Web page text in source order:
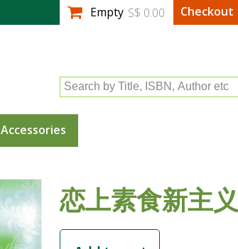
Empty S$ 0.00 Checkout
Search by Title, ISBN, Author etc
Accessories
恋上素食新主义